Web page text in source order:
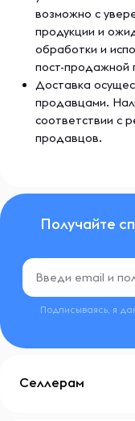
возможно с
продукции и
обработки и
пост-продажной
Доставка
продавцами.
соответствии с
продавцов.
Получайте
Подписываясь, я
Селлерам